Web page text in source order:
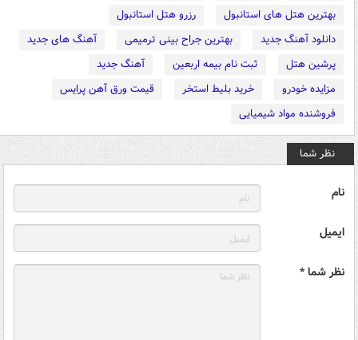
بهترین هتل های استانبول
رزرو هتل استانبول
دانلود آهنگ جدید
بهترین جراح بینی ترمیمی
آهنگ های جدید
پرشین هتل
ثبت نام بیمه اربعین
آهنگ جدید
مزایده خودرو
خرید بلیط استخر
قیمت ورق آهن پرایس
فروشنده مواد شیمیایی
نظر شما
نام
ایمیل
نظر شما *